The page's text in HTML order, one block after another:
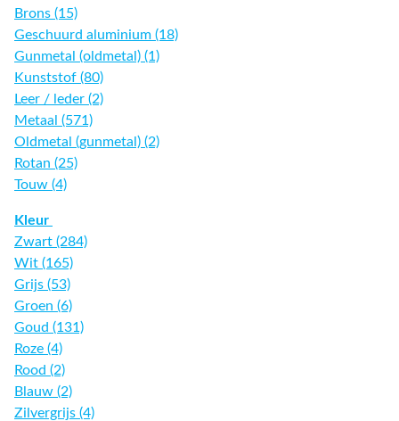
Brons (15)
Geschuurd aluminium (18)
Gunmetal (oldmetal) (1)
Kunststof (80)
Leer / leder (2)
Metaal (571)
Oldmetal (gunmetal) (2)
Rotan (25)
Touw (4)
Kleur
Zwart (284)
Wit (165)
Grijs (53)
Groen (6)
Goud (131)
Roze (4)
Rood (2)
Blauw (2)
Zilvergrijs (4)